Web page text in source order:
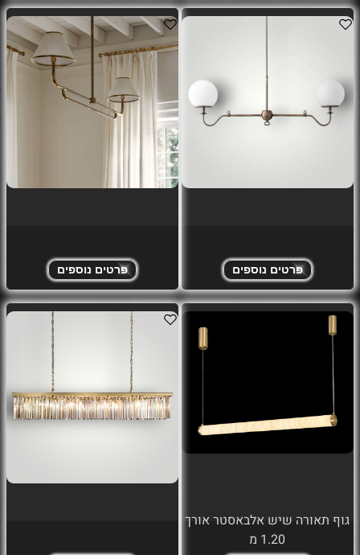
פרטים נוספים פרטים נוספים
גוף תאורה שיש אלבאסטר אורך
1.20 מ